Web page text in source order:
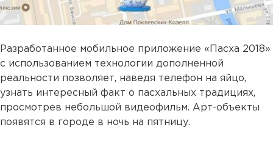
Разработанное мобильное приложение «Пасха 2018»
c использованием технологии дополненной
реальности позволяет, наведя телефон на яйцо,
узнать интересный факт о пасхальных традициях,
просмотрев небольшой видеофильм. Арт-объекты
появятся в городе в ночь на пятницу.